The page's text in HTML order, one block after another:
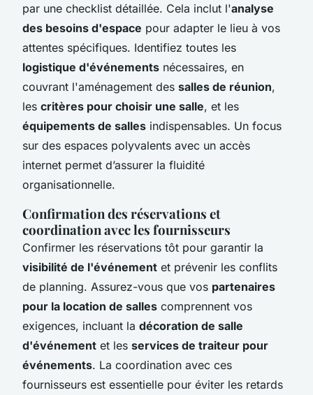
par une checklist détaillée. Cela inclut l'analyse
des besoins d'espace pour adapter le lieu à vos
attentes spécifiques. Identifiez toutes les
logistique d'événements nécessaires, en
couvrant l'aménagement des salles de réunion,
les critères pour choisir une salle, et les
équipements de salles indispensables. Un focus
sur des espaces polyvalents avec un accès
internet permet d’assurer la fluidité
organisationnelle.
Confirmation des réservations et
coordination avec les fournisseurs
Confirmer les réservations tôt pour garantir la
visibilité de l'événement et prévenir les conflits
de planning. Assurez-vous que vos partenaires
pour la location de salles comprennent vos
exigences, incluant la décoration de salle
d'événement et les services de traiteur pour
événements. La coordination avec ces
fournisseurs est essentielle pour éviter les retards